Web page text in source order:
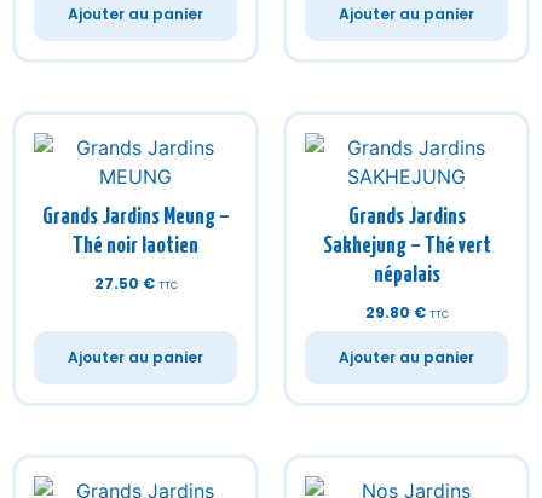
Ajouter au panier Ajouter au panier
Grands Jardins Meung –
Thé noir laotien
27.50 € TTC
Ajouter au panier
Grands Jardins
Sakhejung – Thé vert
népalais
29.80 € TTC
Ajouter au panier